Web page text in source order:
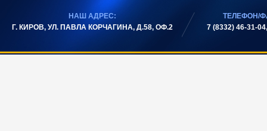
НАШ АДРЕС:
Г. КИРОВ, УЛ. ПАВЛА КОРЧАГИНА, Д.58, ОФ.2
ТЕЛЕФОН/
7 (8332) 46-31-